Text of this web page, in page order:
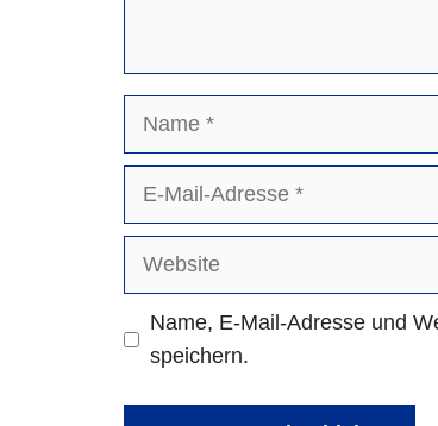
Name
Website
Name, E-Mail-Adresse und
speichern.